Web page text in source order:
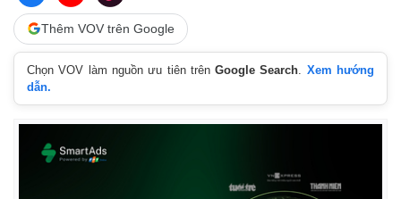
Thêm VOV trên Google
Chọn VOV làm nguồn ưu tiên trênGoogle Search
Xem hướng
dẫn.